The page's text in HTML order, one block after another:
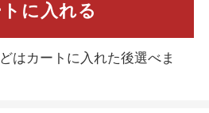
に入れる
はカートに入れた後選べま